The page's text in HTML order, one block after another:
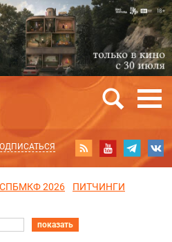
СПБМКФ 2026
ПИТЧИНГИ
показать